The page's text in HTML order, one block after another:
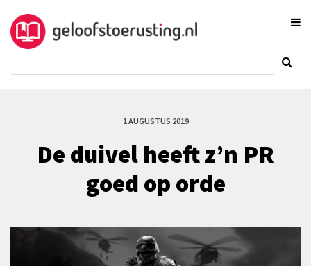
1 AUGUSTUS 2019
De duivel heeft z’n PR
goed op orde